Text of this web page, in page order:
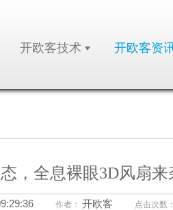
开欧客技术 开欧客资
，全息裸眼3D风扇来
作者： 开欧客 点击次数：